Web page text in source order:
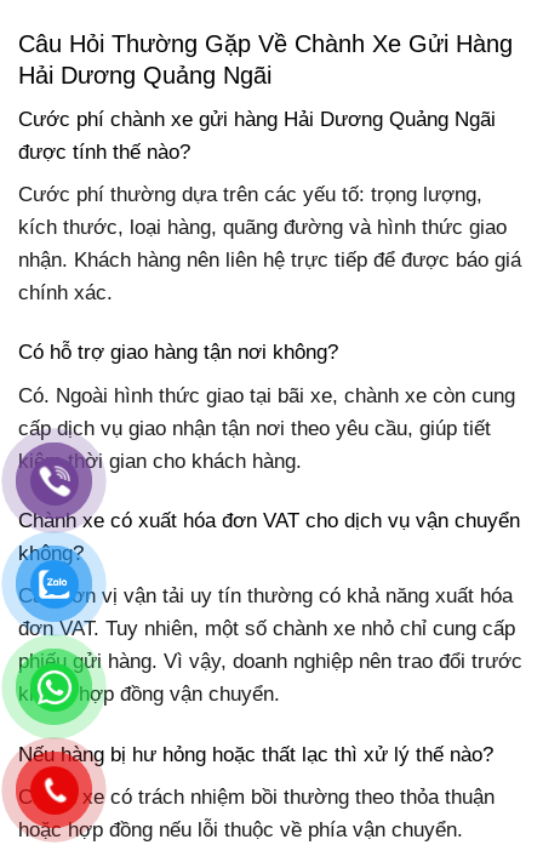
Câu Hỏi Thường Gặp Về Chành Xe Gửi Hàng
Hải Dương Quảng Ngãi
Cước phí chành xe gửi hàng Hải Dương Quảng Ngãi
được tính thế nào?
Cước phí thường dựa trên các yếu tố: trọng lượng,
kích thước, loại hàng, quãng đường và hình thức giao
nhận. Khách hàng nên liên hệ trực tiếp để được báo giá
chính xác.
Có hỗ trợ giao hàng tận nơi không?
Có. Ngoài hình thức giao tại bãi xe, chành xe còn cung
cấp dịch vụ giao nhận tận nơi theo yêu cầu, giúp tiết
kiệm thời gian cho khách hàng.
Chành xe có xuất hóa đơn VAT cho dịch vụ vận chuyển
không?
Các đơn vị vận tải uy tín thường có khả năng xuất hóa
đơn VAT. Tuy nhiên, một số chành xe nhỏ chỉ cung cấp
phiếu gửi hàng. Vì vậy, doanh nghiệp nên trao đổi trước
khi ký hợp đồng vận chuyển.
Nếu hàng bị hư hỏng hoặc thất lạc thì xử lý thế nào?
Chành xe có trách nhiệm bồi thường theo thỏa thuận
hoặc hợp đồng nếu lỗi thuộc về phía vận chuyển.